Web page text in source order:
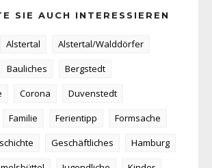
SIE AUCH INTERESSIEREN
Alstertal
Alstertal/Walddörfer
Bauliches
Bergstedt
Corona
Duvenstedt
Familie Ferientipp
Formsache
Geschäftliches
Hamburg